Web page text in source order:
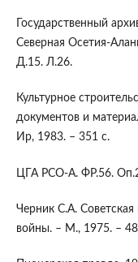
Государственный
Северная Осетия-
Д.15. Л.26.
Культурное
документов и
Ир, 1983. – 351 с.
ЦГА РСО-А. ФР.56.
Черник С.А.
войны. – М., 1975. –